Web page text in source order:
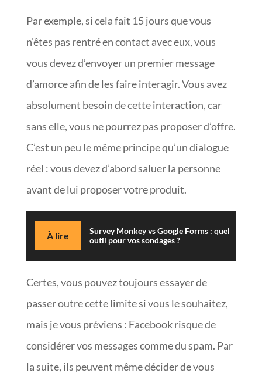
Par exemple, si cela fait 15 jours que vous
n’êtes pas rentré en contact avec eux, vous
vous devez d’envoyer un premier message
d’amorce afin de les faire interagir. Vous avez
absolument besoin de cette interaction, car
sans elle, vous ne pourrez pas proposer d’offre.
C’est un peu le même principe qu’un dialogue
réel : vous devez d’abord saluer la personne
avant de lui proposer votre produit.
À lire
Survey Monkey vs Google Forms : quel
outil pour vos sondages ?
Certes, vous pouvez toujours essayer de
passer outre cette limite si vous le souhaitez,
mais je vous préviens : Facebook risque de
considérer vos messages comme du spam. Par
la suite, ils peuvent même décider de vous